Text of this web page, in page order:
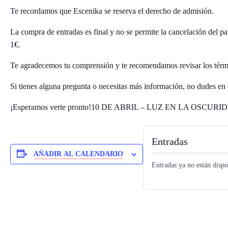
Te recordamos que Escenika se reserva el derecho de admisión.
La compra de entradas es final y no se permite la cancelación del
1€.
Te agradecemos tu comprensión y te recomendamos revisar los
Si tienes alguna pregunta o necesitas más información, no dudes en
¡Esperamos verte pronto!10 DE ABRIL – LUZ EN LA
AÑADIR AL CALENDARIO
Entradas
Entradas ya no están